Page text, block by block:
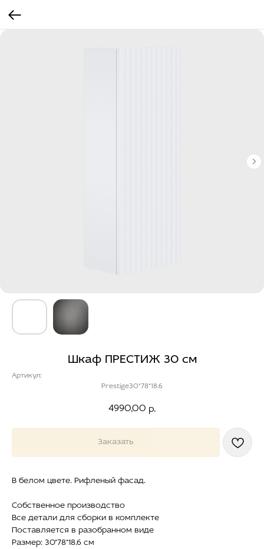
Шкаф ПРЕСТИЖ 30 см
Артикул:
Prestige30*78*18.6
4990,00 р.
Заказать
В белом цвете. Рифленый фасад.
Собственное производство
Все детали для сборки в комплекте
Поставляется в разобранном виде
Размер: 30*78*18.6 см